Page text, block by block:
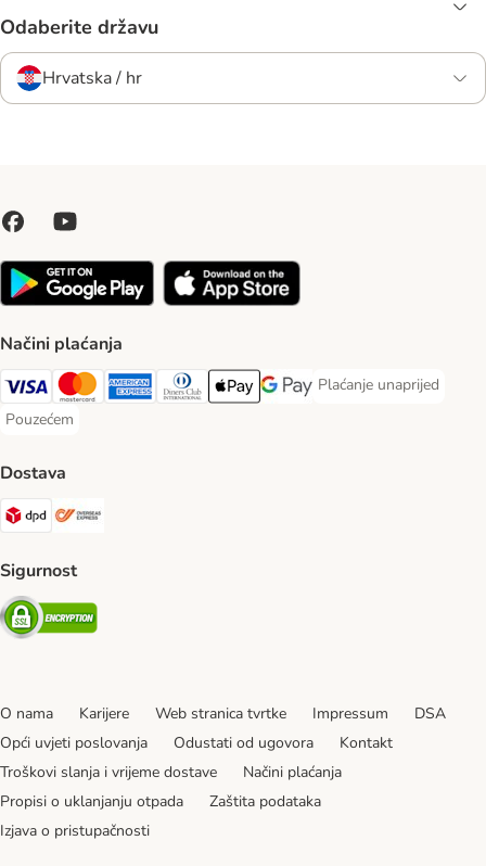
Odaberite državu
Hrvatska / hr
Načini plaćanja
Visa Payment Method
MasterCard Payment Method
American Express Payment Method
Diners Club Payment Method
Payment MethodGoogle pay Payment Method
Plaćanje unaprijed
Plaćanje unaprijed
Pouzećem
Pouzećem Payment Method
Dostava
DPD Shipping Method
Sigurnost
Security
O nama Karijere Web stranica tvrtke Impressum
DSA
Opći uvjeti poslovanja
Odustati od ugovora
Kontakt
Troškovi slanja i vrijeme dostave
Načini plaćanja
Propisi o uklanjanju otpada
Zaštita podataka
Izjava o pristupačnosti